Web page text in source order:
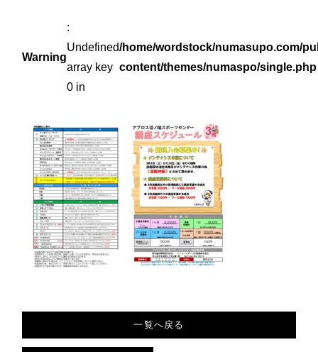
Warning
:
Undefined
array key
0 in
/home/wordstock/numasupo.com/
content/themes/numaspo/single.php
一覧へ戻る